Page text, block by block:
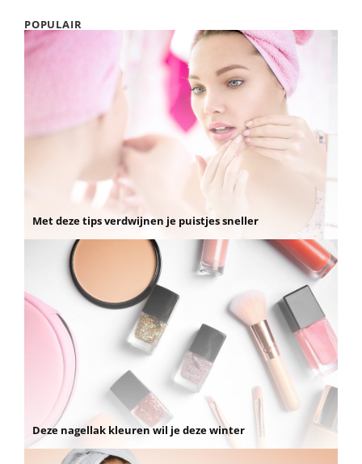
POPULAIR
Met deze tips verdwijnen je puistjes sneller
Deze nagellak kleuren wil je deze winter